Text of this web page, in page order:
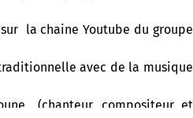
la chaine Youtube du groupe
avec de la musique
(chanteur, compositeur et